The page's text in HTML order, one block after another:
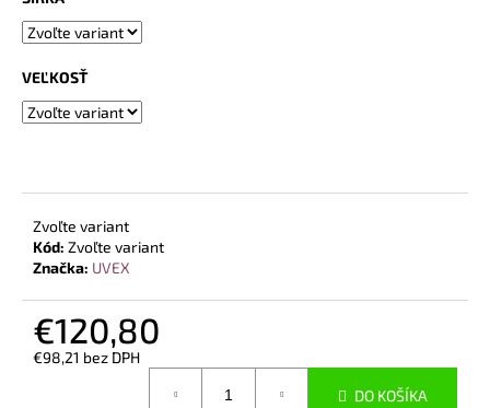
VEĽKOSŤ
Zvoľte variant
Kód: Zvoľte variant
Značka: UVEX
€120,80
€98,21 bez DPH
DO KOŠÍKA
FIT
SYSTEM
€120,60